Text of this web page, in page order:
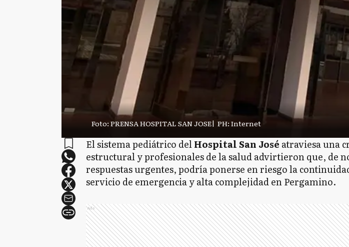
Foto: PRENSA HOSPITAL SAN JOSE| PH: Internet
El sistema pediátrico delHospital San José atraviesa una
estructural y profesionales de la salud advirtieron que, de
respuestas urgentes, podría ponerse en riesgo la
servicio de emergencia y alta complejidad en Pergamino.
Ads